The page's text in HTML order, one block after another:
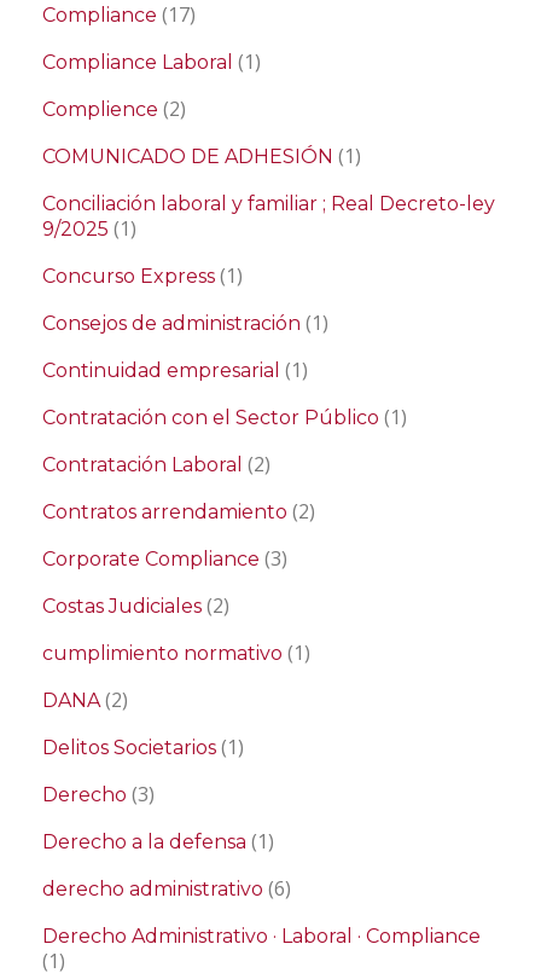
Compliance (17)
Compliance Laboral (1)
Complience (2)
COMUNICADO DE ADHESIÓN (1)
Conciliación laboral y familiar ; Real Decreto-ley
9/2025 (1)
Concurso Express (1)
Consejos de administración (1)
Continuidad empresarial (1)
Contratación con el Sector Público (1)
Contratación Laboral (2)
Contratos arrendamiento (2)
Corporate Compliance (3)
Costas Judiciales (2)
cumplimiento normativo (1)
DANA(2)
Delitos Societarios (1)
Derecho (3)
Derecho a la defensa (1)
derecho administrativo (6)
Derecho Administrativo · Laboral · Compliance
(1)